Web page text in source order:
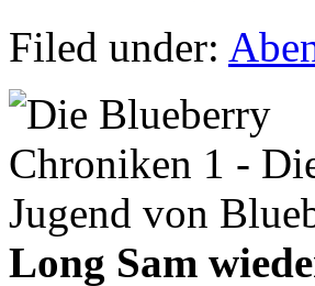
Filed under:
Long Sam